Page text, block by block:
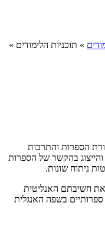
» תוכניות הלימודים »
הספרות והתרבות
בהקשר של הספרות
ניתוח שונות.
את חשיבתם האנליטית
בשפה האנגלית